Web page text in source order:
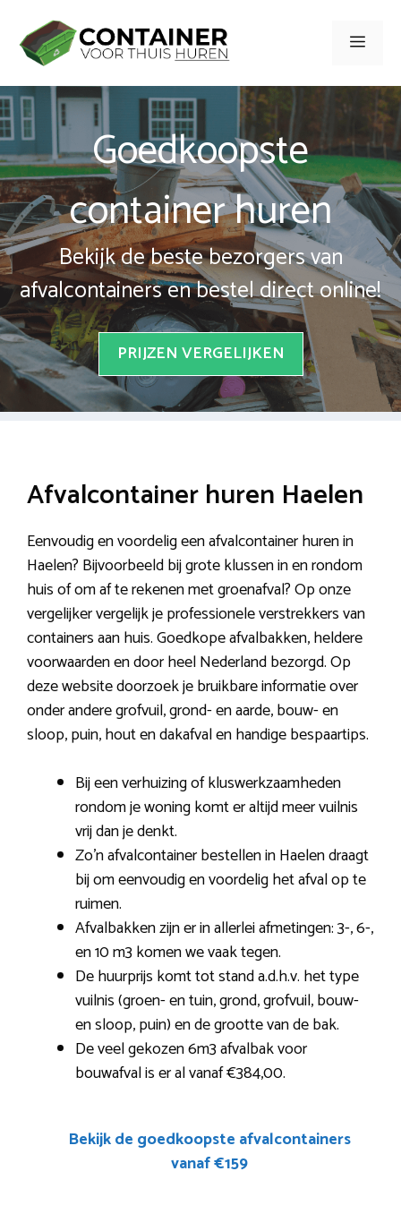
naar
inhoud
Menu
Goedkoopste
container huren
Bekijk de beste bezorgers van
afvalcontainers en bestel direct online!
PRIJZEN VERGELIJKEN
Afvalcontainer huren Haelen
Eenvoudig en voordelig een afvalcontainer huren in
Haelen? Bijvoorbeeld bij grote klussen in en rondom
huis of om af te rekenen met groenafval? Op onze
vergelijker vergelijk je professionele verstrekkers van
containers aan huis. Goedkope afvalbakken, heldere
voorwaarden en door heel Nederland bezorgd. Op
deze website doorzoek je bruikbare informatie over
onder andere grofvuil, grond- en aarde, bouw- en
sloop, puin, hout en dakafval en handige bespaartips.
Bij een verhuizing of kluswerkzaamheden
rondom je woning komt er altijd meer vuilnis
vrij dan je denkt.
Zo’n afvalcontainer bestellen in Haelen draagt
bij om eenvoudig en voordelig het afval op te
ruimen.
Afvalbakken zijn er in allerlei afmetingen: 3-, 6-,
en 10 m3 komen we vaak tegen.
De huurprijs komt tot stand a.d.h.v. het type
vuilnis (groen- en tuin, grond, grofvuil, bouw-
en sloop, puin) en de grootte van de bak.
De veel gekozen 6m3 afvalbak voor
bouwafval is er al vanaf €384,00.
Bekijk de goedkoopste afvalcontainers
vanaf €159